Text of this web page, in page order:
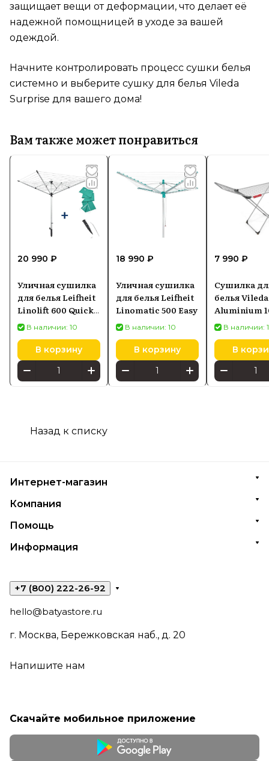
защищает вещи от деформации, что делает её
надежной помощницей в уходе за вашей
одеждой.
Начните контролировать процесс сушки белья
системно и выберите сушку для белья Vileda
Surprise для вашего дома!
Вам также может понравиться
20 990 ₽
Уличная сушилка
для белья Leifheit
Linolift 600 Quick
StartВ наличии: 10
В корзину
18 990 ₽
Уличная сушилка
для белья Leifheit
Linomatic 500 Easy
В наличии: 10
В корзину
7 990 ₽
Сушилка
белья Vileda
Aluminium
(157336)
В наличии:
В
Назад к списку
Интернет-магазин
Компания
Помощь
Информация
+7 (800) 222-26-92
hello@batyastore.ru
г. Москва, Бережковская наб., д. 20
Напишите нам
Скачайте мобильное приложение